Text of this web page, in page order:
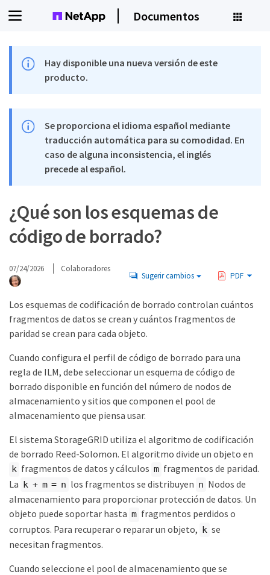
Documentos
Hay disponible una nueva versión de este
producto.
Se proporciona el idioma español mediante
traducción automática para su comodidad. En
caso de alguna inconsistencia, el inglés
precede al español.
¿Qué son los esquemas de
código de borrado?
07/24/2026 Colaboradores
Sugerir cambios PDF
Los esquemas de codificación de borrado controlan cuántos
fragmentos de datos se crean y cuántos fragmentos de
paridad se crean para cada objeto.
Cuando configura el perfil de código de borrado para una
regla de ILM, debe seleccionar un esquema de código de
borrado disponible en función del número de nodos de
almacenamiento y sitios que componen el pool de
almacenamiento que piensa usar.
El sistema StorageGRID utiliza el algoritmo de codificación
de borrado Reed-Solomon. El algoritmo divide un objeto en
k fragmentos de datos y cálculos m fragmentos de paridad.
La k + m = n los fragmentos se distribuyen n Nodos de
almacenamiento para proporcionar protección de datos. Un
objeto puede soportar hasta m fragmentos perdidos o
corruptos. Para recuperar o reparar un objeto, k se
necesitan fragmentos.
Cuando seleccione el pool de almacenamiento que se